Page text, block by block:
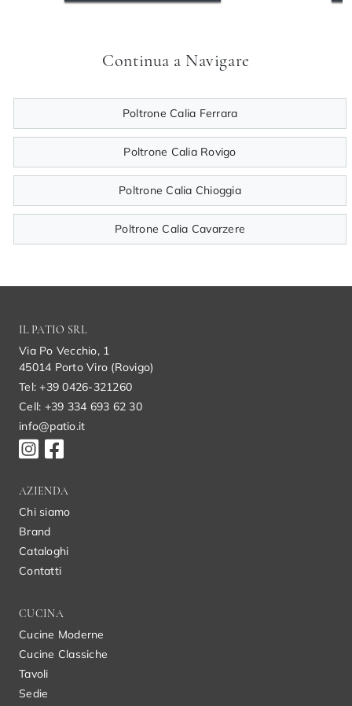
Continua a Navigare
Poltrone Calia Ferrara
Poltrone Calia Rovigo
Poltrone Calia Chioggia
Poltrone Calia Cavarzere
IL PATIO SRL
Via Po Vecchio, 1
45014 Porto Viro (Rovigo)
Tel: +39 0426-321260
Cell: +39 334 693 62 30
info@patio.it
AZIENDA
Chi siamo
Brand
Cataloghi
Contatti
CUCINA
Cucine Moderne
Cucine Classiche
Tavoli
Sedie